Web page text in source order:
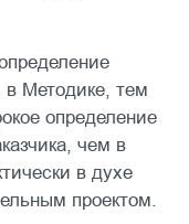
в Методике, тем
определение
чем в
в духе
проектом.